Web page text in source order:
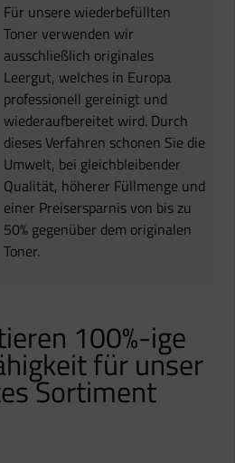
Für unsere wiederbefüllten
Toner verwenden wir
ausschließlich originales
Leergut, welches in Europa
professionell gereinigt und
wiederaufbereitet wird. Durch
dieses Verfahren schonen Sie die
Umwelt, bei gleichbleibender
Qualität, höherer Füllmenge und
einer Preisersparnis von bis zu
50% gegenüber dem originalen
Toner.
100%-ige
für unser
Sortiment